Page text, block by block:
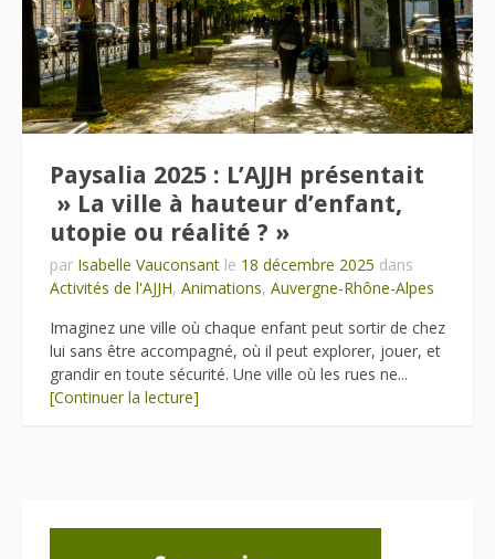
Paysalia 2025 : L’AJJH présentait
» La ville à hauteur d’enfant,
utopie ou réalité ? »
par Isabelle Vauconsant le 18 décembre 2025 dans
Activités de l'AJJH, Animations, Auvergne-Rhône-Alpes
Imaginez une ville où chaque enfant peut sortir de chez
lui sans être accompagné, où il peut explorer, jouer, et
grandir en toute sécurité. Une ville où les rues ne...
[Continuer la lecture]